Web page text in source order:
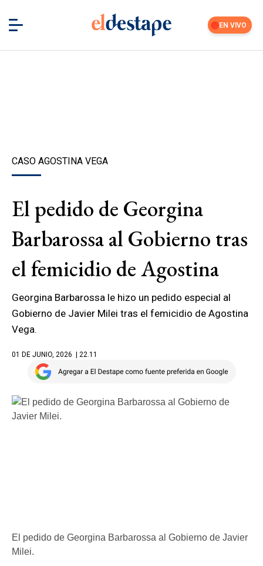
EN VIVO
CASO AGOSTINA VEGA
El pedido de Georgina
Barbarossa al Gobierno tras
el femicidio de Agostina
Georgina Barbarossa le hizo un pedido especial al
Gobierno de Javier Milei tras el femicidio de Agostina
Vega.
01 DE JUNIO, 2026 | 22.11
El pedido de Georgina Barbarossa al Gobierno de Javier
Milei.